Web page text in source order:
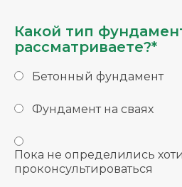
Какой тип
рассматриваете?*
Бетонный фундамент
Фундамент на сваях
Пока не определились
проконсультироваться